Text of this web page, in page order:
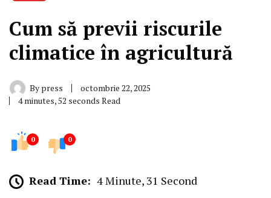
Cum să previi riscurile
climatice în agricultură
By press
octombrie 22, 2025
4 minutes, 52 seconds Read
0 0
Read Time: 4 Minute, 31 Second